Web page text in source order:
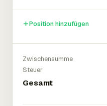
Position hinzufügen
Zwischensumme
Steuer
Gesamt